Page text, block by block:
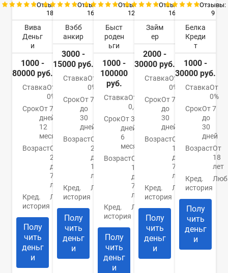
Отзывы:
18
Вива
Деньг
и
1000 -
80000 руб.
СтавкаОт
0%
СрокОт 7
дней до
12
месяцев
ВозрастОт
21
до
70
лет
Кред.
история
Любая
Полу
чить
деньг
и
Отзывы:
16
Вэбб
анкир
3000 -
15000 руб.
СтавкаОт
0%
СрокОт 7
до
30
дней
ВозрастОт
20
до
100
лет
Кред.
история
Любая
Полу
чить
деньг
и
Отзывы:
12
Быст
роден
ьги
1000 -
100000
руб.
СтавкаОт
0,85%
СрокОт 3
дней до
6
месяцев
ВозрастОт
18
до
75
лет
Кред.
история
Любая
Полу
чить
деньг
и
Отзывы:
16
Займ
ер
2000 -
30000 руб.
СтавкаОт
0%
СрокОт 7
до
30
дней
ВозрастОт
18
до
75
лет
Кред.
история
Любая
Полу
чить
деньг
и
Отзывы:
9
Белка
Креди
т
1000 -
30000 руб.
СтавкаОт
0%
СрокОт 7
до
30
дней
ВозрастОт
18
лет
Кред.
история
Полу
чить
деньг
и